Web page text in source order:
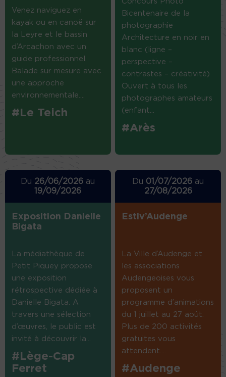
Venez naviguez en
kayak ou en canoë sur
la Leyre et le bassin
d’Arcachon avec un
guide professionnel.
Balade sur mesure avec
une approche
environnementale....
#Le Teich
Bicentenaire de la
photographie
Architecture en noir en
blanc (ligne –
perspective –
contrastes – créativité)
Ouvert à tous les
photographes amateurs
(enfant...
#Arès
Du 26/06/2026 au
19/09/2026
Exposition Danielle
Bigata
La médiathèque de
Petit Piquey propose
une exposition
rétrospective dédiée à
Danielle Bigata. A
travers une sélection
d’œuvres, le public est
invité à découvrir la...
#Lège-Cap
Ferret
Du 01/07/2026 au
27/08/2026
Estiv’Audenge
La Ville d’Audenge et
les associations
Audengeoises vous
proposent un
programme d’animations
du 1 juillet au 27 août.
Plus de 200 activités
gratuites vous
attendent....
#Audenge